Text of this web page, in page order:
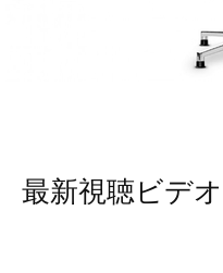
最新視聴ビデオ